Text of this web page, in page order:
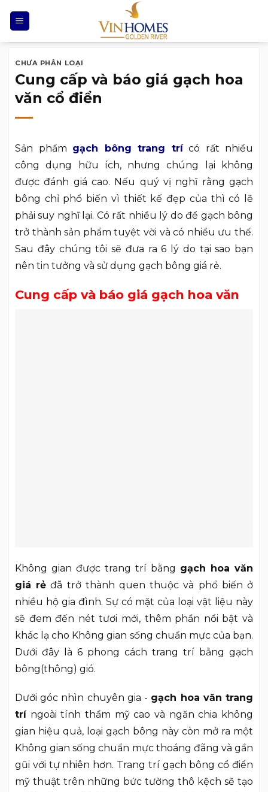
đến
nội
dungCHƯA PHÂN LOẠI
Cung cấp và báo giá gạch hoa
văn cổ điển
Sản phẩm gạch bông trang trícó rất nhiều
công dụng hữu ích, nhưng chúng lại không
được đánh giá cao. Nếu quý vị nghĩ rằng gạch
bông chỉ phổ biến vì thiết kế đẹp của thì có lẽ
phải suy nghĩ lại. Có rất nhiều lý do để gạch bông
trở thành sản phẩm tuyệt vời và có nhiều ưu thế.
Sau đây chúng tôi sẽ đưa ra 6 lý do tại sao bạn
nên tin tưởng và sử dụng gạch bông giá rẻ.
Cung cấp và báo giá gạch hoa văn
Không gian được trang trí bằng gạch hoa văn
giá rẻ đã trở thành quen thuộc và phổ biến ở
nhiều hộ gia đình. Sự có mặt của loại vật liệu này
sẽ đem đến nét tươi mới, thêm phần nổi bật và
khác lạ cho Không gian sống chuẩn mực của bạn.
Dưới đây là 6 phong cách trang trí bằng gạch
bông(thông) gió.
Dưới góc nhìn chuyên gia - gạch hoa văn trang
tríngoài tính thẩm mỹ cao và ngăn chia không
gian hiệu quả, loại gạch bông này còn mở ra một
Không gian sống chuẩn mực thoáng đãng và gần
gũi với tự nhiên hơn. Trang trí gạch bông cổ điển
mỹ thuật trên những bức tường thô kệch sẽ tạo